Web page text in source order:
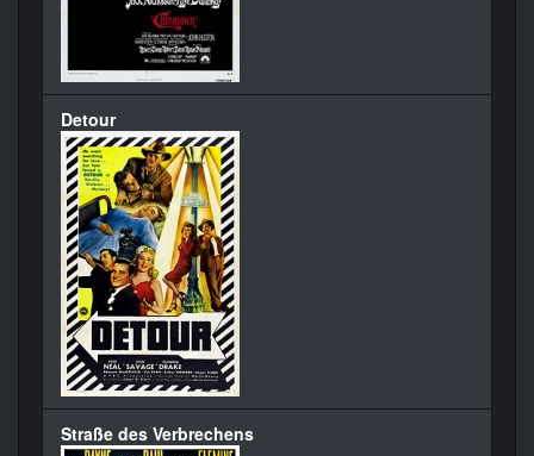
Detour
Straße des Verbrechens